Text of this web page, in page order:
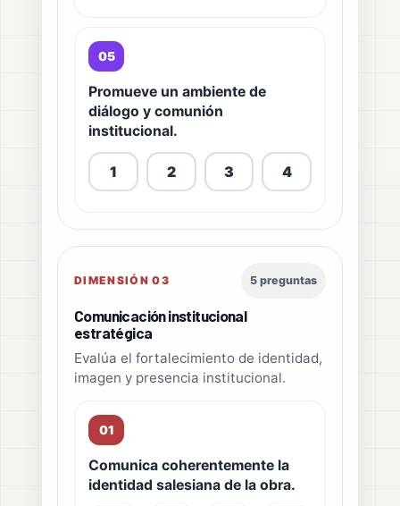
05
Promueve un ambiente de
diálogo y comunión
institucional.
1 2 3 4
DIMENSIÓN 03 5 preguntas
Comunicación institucional
estratégica
Evalúa el fortalecimiento de identidad,
imagen y presencia institucional.
01
Comunica coherentemente la
identidad salesiana de la obra.